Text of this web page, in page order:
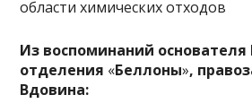
Из воспоминаний основателя
отделения «Беллоны»,
Вдовина: